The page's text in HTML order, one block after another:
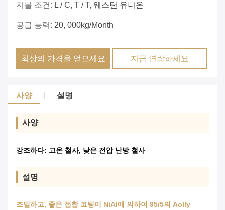
지불 조건: L / C, T / T, 웨스턴 유니온
공급 능력: 20, 000kg/month
최상의 가격을 얻으세요 지금 연락하세요
사양 설명
사양
강조하다: 고온 철사, 낮은 전압 난방 철사
설명
조밀하고, 좋은 접합 코팅이 NiAl에 의하여 95/5의 Aolly